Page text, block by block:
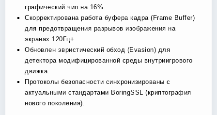
графический чип на 16%.
Скорректирована работа буфера кадра (Frame Buffer)
для предотвращения разрывов изображения на
экранах 120Гц+.
Обновлен эвристический обход (Evasion) для
детектора модифицированной среды внутриигрового
движка.
Протоколы безопасности синхронизированы с
актуальными стандартами BoringSSL (криптография
нового поколения).